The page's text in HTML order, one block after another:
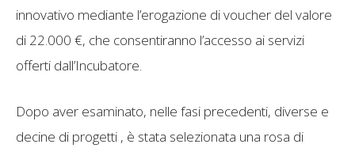
innovativo mediante l’erogazione di voucher del valore
di 22.000 €, che consentiranno l’accesso ai servizi
offerti dall’Incubatore.
Dopo aver esaminato, nelle fasi precedenti, diverse e
decine di progetti , è stata selezionata una rosa di